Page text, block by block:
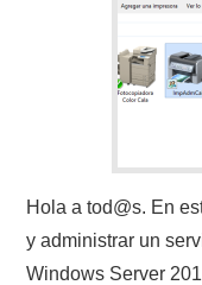
Hola a tod@s. En
y administrar un
Windows Server